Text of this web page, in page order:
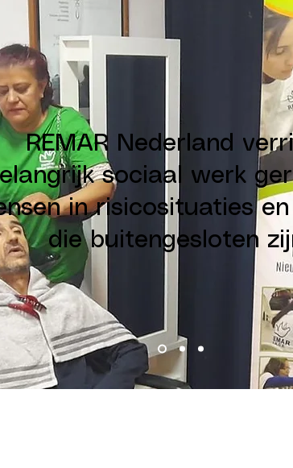
REMAR Nederland
sociaal werk
in risicosituaties en
die buitengesloten